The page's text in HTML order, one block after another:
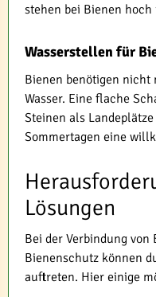
stehen bei Bienen hoch
Wasserstellen für
Bienen benötigen nicht
Wasser. Eine flache
Steinen als
Sommertagen eine
Lösungen
Bei der Verbindung
Bienenschutz können
auftreten. Hier einige